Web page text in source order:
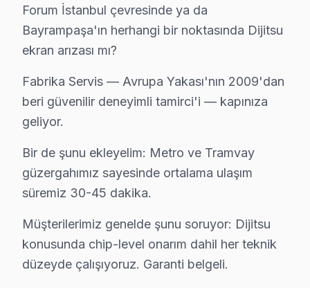
· Müşteri memnuniyeti
%97
· Ortalama tamir süresi: 1–2 iş günü
· Tüm işlemler
Bu sayfayla ilgili hizmet sayfaları:
↑ Dijitsu Servis Ana Sayfası
↑ Bayrampaşa TV Servis Merkezi
Bayrampaşa Yakın İlçelerde Dijitsu Servisi
· Arnavutköy Dijitsu
· Avcılar Dijitsu
Forum İstanbul çevresinde ya da
Bayrampaşa'ın herhangi bir noktasında Dijitsu
ekran arızası mı?
Fabrika Servis — Avrupa Yakası'nın 2009'dan
beri güvenilir deneyimli tamirci'i — kapınıza
geliyor.
Bir de şunu ekleyelim: Metro ve Tramvay
güzergahımız sayesinde ortalama ulaşım
süremiz 30-45 dakika.
Müşterilerimiz genelde şunu soruyor: Dijitsu
konusunda chip-level onarım dahil her teknik
düzeyde çalışıyoruz. Garanti belgeli.